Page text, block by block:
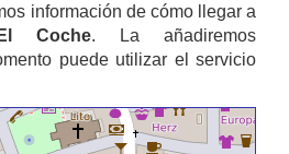
información de cómo llegar a
Coche. La añadiremos
puede utilizar el servicio